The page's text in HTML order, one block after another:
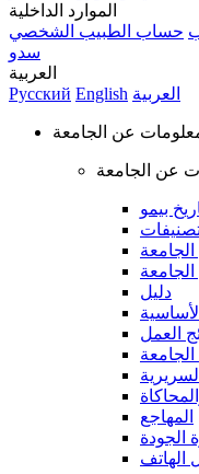
الموارد الداخلية
حساب الطبيب الشخصي
سدو
العربية
Русский English العربية
عن الجامعة
عن الجامعة
بيمو
دليل
العمل
المهاجع
الجودة
الهاتف